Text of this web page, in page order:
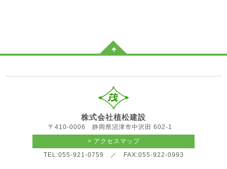
株式会社植松建設
〒410-0006 静岡県沼津市中沢田 602-1
> アクセスマップ
TEL:055-921-0759 ／ FAX:055-922-0993